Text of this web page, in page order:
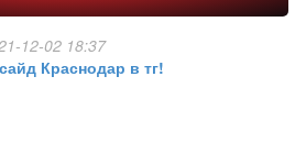
12-02 18:37
Краснодар в тг!